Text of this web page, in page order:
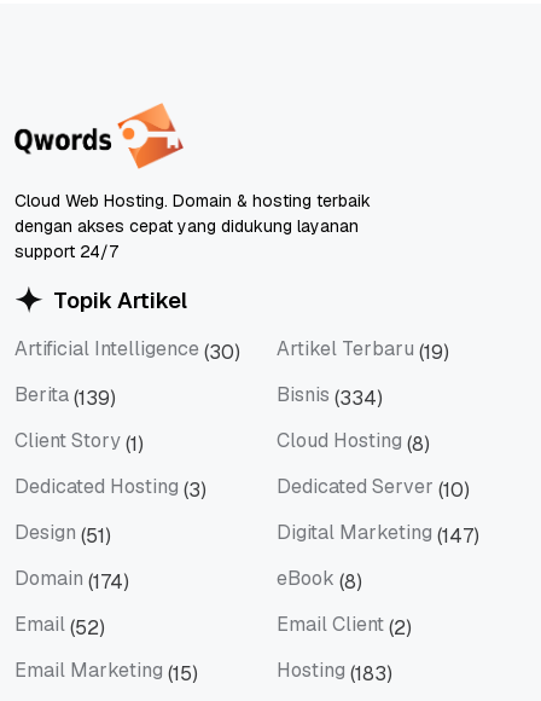
Cloud Web Hosting. Domain & hosting terbaik
dengan akses cepat yang didukung layanan
support 24/7
Topik Artikel
Artificial Intelligence (30) Artikel Terbaru (19)
Berita(139) Bisnis (334)
Client Story(1) Cloud Hosting (8)
Dedicated Hosting (3) Dedicated Server (10)
Design (51) Digital Marketing (147)
Domain (174) eBook (8)
Email(52) Email Client(2)
Email Marketing (15) Hosting (183)